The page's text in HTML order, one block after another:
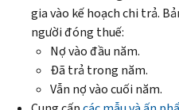
gia vào kế hoạch chi trả.
người đóng thuế:
Nợ vào đầu năm.
Đã trả trong năm.
Vẫn nợ vào cuối năm.